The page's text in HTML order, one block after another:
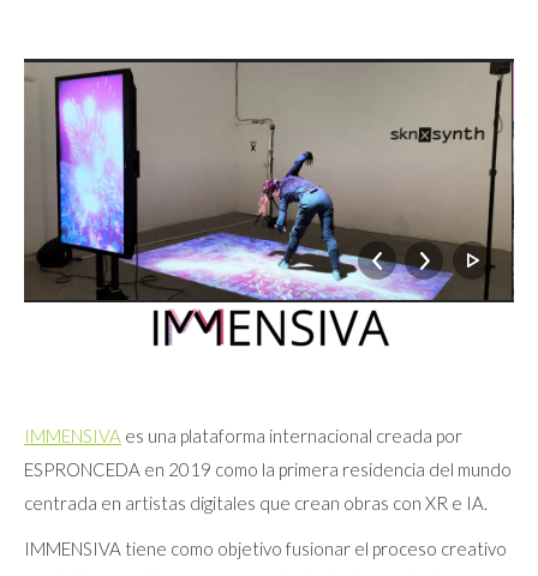
IMMENSIVA es una plataforma internacional creada por
ESPRONCEDA en 2019 como la primera residencia del mundo
centrada en artistas digitales que crean obras con XR e IA.
IMMENSIVA tiene como objetivo fusionar el proceso creativo